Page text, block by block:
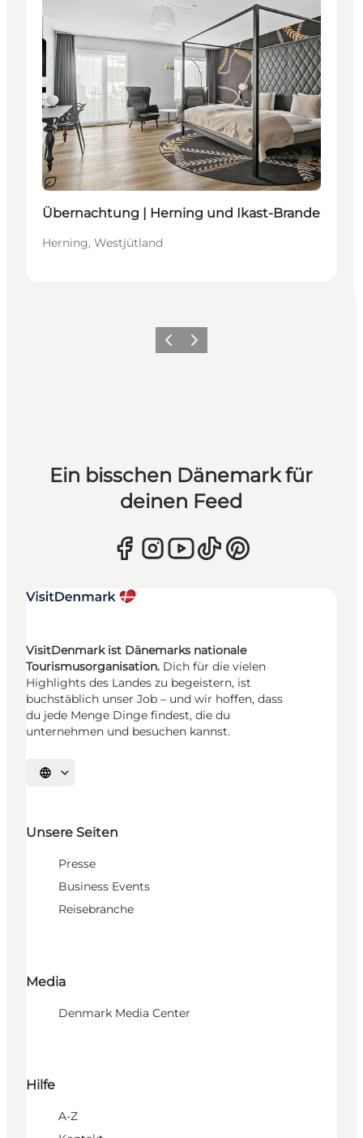
Nachhaltig
Übernachtung | Herning und Ikast-Brande
Herning, Westjütland
ZurückWeiter
Ein bisschen Dänemark für
deinen Feed
VisitDenmark ist Dänemarks nationale
Tourismusorganisation. Dich für die vielen
Highlights des Landes zu begeistern, ist
buchstäblich unser Job – und wir hoffen, dass
du jede Menge Dinge findest, die du
unternehmen und besuchen kannst.
Sprache auswählen
Unsere Seiten
Presse
Business Events
Reisebranche
Media
Denmark Media Center
Hilfe
A-Z